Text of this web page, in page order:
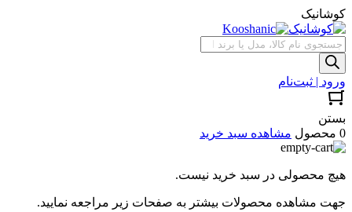
کوشانیک
جستجوی
محصولات
ورود | ثبت‌نام
بستن
0 محصول
مشاهده سبد خرید
هیچ محصولی در سبد خرید نیست.
جهت مشاهده محصولات بیشتر به صفحات زیر مراجعه نمایید.